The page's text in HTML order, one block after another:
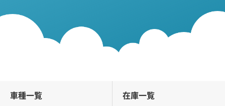
車種一覧 在庫一覧